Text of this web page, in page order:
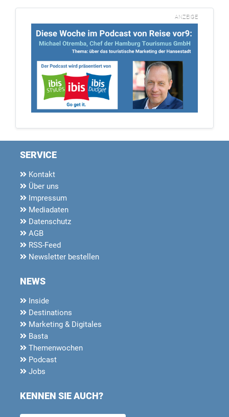
ANZEIGE
SERVICE
Kontakt
Über uns
Impressum
Mediadaten
Datenschutz
AGB
RSS-Feed
Newsletter bestellen
NEWS
Inside
Destinations
Marketing & Digitales
Basta
Themenwochen
Podcast
Jobs
KENNEN SIE AUCH?